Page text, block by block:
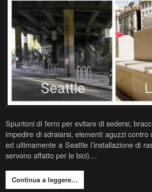
Spuntoni di ferro per evitare di sedersi,
impedire di sdraiarsi, elementi aguzzi contro
ed ultimamente a Seattle l’installazione di
servono affatto per le bici)…
Continua a leggere…